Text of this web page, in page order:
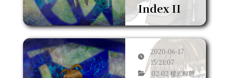
Index II
2020-06-17
15:21:07
02-02 程式解題